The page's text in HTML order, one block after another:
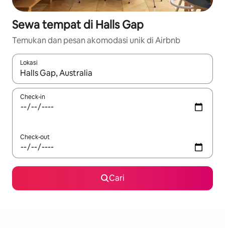
Sewa tempat di Halls Gap
Temukan dan pesan akomodasi unik di Airbnb
Lokasi
Jika hasil yang dicari tersedia, telusuri dengan tombol panah
Check-in
Check-out
Cari